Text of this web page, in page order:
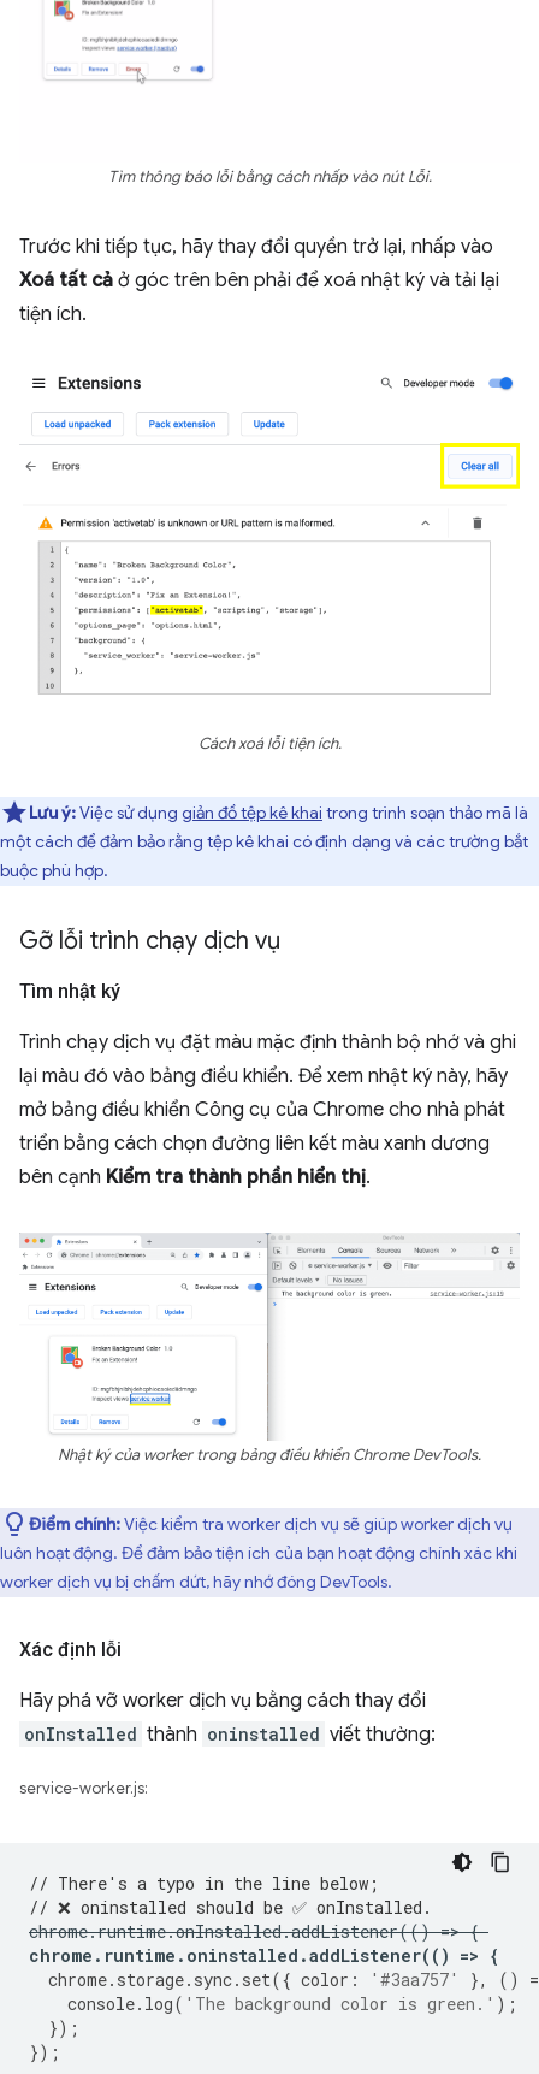
Tìm thông báo lỗi bằng cách nhấp vào nút Lỗi.
Trước khi tiếp tục, hãy thay đổi quyền trở lại, nhấp vào
Xoá tất cả ở góc trên bên phải để xoá nhật ký và tải lại
tiện ích.
Cách xoá lỗi tiện ích.
Lưu ý:Việc sử dụng giản đồ tệp kê khai trong trình soạn thảo mã là
một cách để đảm bảo rằng tệp kê khai có định dạng và các trường bắt
buộc phù hợp.
Gỡ lỗi trình chạy dịch vụ
Tìm nhật ký
Trình chạy dịch vụ đặt màu mặc định thành bộ nhớ và ghi
lại màu đó vào bảng điều khiển. Để xem nhật ký này, hãy
mở bảng điều khiển Công cụ của Chrome cho nhà phát
triển bằng cách chọn đường liên kết màu xanh dương
bên cạnh Kiểm tra thành phần hiển thị.
Nhật ký của worker trong bảng điều khiển Chrome DevTools.
Điểm chính:Việc kiểm tra worker dịch vụ sẽ giúp worker dịch vụ
luôn hoạt động. Để đảm bảo tiện ích của bạn hoạt động chính xác khi
worker dịch vụ bị chấm dứt, hãy nhớ đóng DevTools.
Xác định lỗi
Hãy phá vỡ worker dịch vụ bằng cách thay đổi
onInstalled thành oninstalled viết thường:
service-worker.js:
// There's a typo in the line below;
// ❌ oninstalled should be ✅ onInstalled.
chrome.runtime.onInstalled.addListener(() => {
chrome . runtime . oninstalled .addListener(() => {
chrome. storage. sync. set({ color : '#3aa757' }, ()
=
console. log( 'The background color is green.' );
});
});